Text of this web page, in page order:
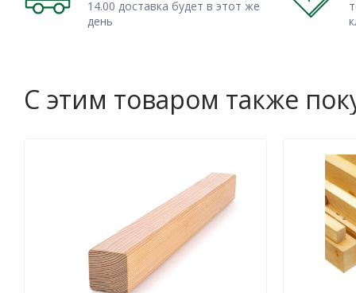
14.00 доставка будет в этот же
день
С этим товаром также